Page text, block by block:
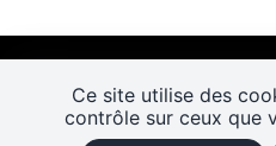
Ce site utilise des
contrôle sur ceux que